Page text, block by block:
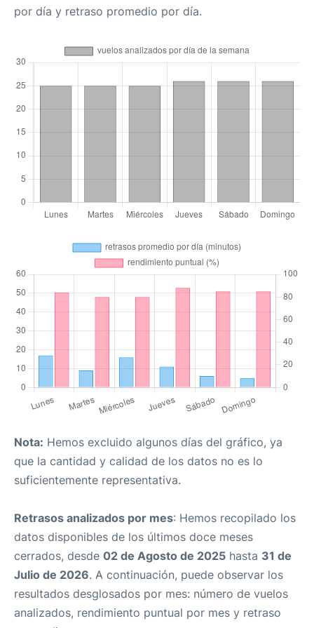
por día y retraso promedio por día.
Nota: Hemos excluido algunos días del gráfico, ya
que la cantidad y calidad de los datos no es lo
suficientemente representativa.
Retrasos analizados por mes: Hemos recopilado los
datos disponibles de los últimos doce meses
cerrados, desde 02 de Agosto de 2025 hasta 31 de
Julio de 2026. A continuación, puede observar los
resultados desglosados por mes: número de vuelos
analizados, rendimiento puntual por mes y retraso